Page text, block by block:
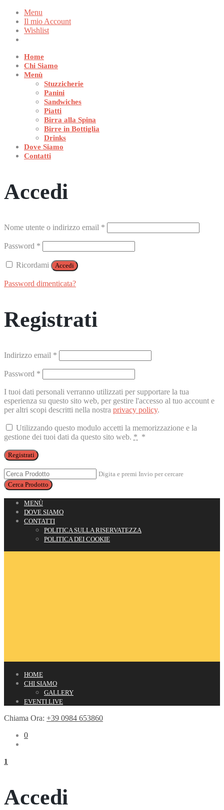
Menu
Il mio Account
Wishlist
Home
Chi Siamo
Menù
Stuzzicherie
Panini
Sandwiches
Piatti
Birra alla Spina
Birre in Bottiglia
Drinks
Dove Siamo
Contatti
Accedi
Nome utente o indirizzo email *
Password *
Ricordami Accedi
Password dimenticata?
Registrati
Indirizzo email *
Password *
I tuoi dati personali verranno utilizzati per supportare la tua
esperienza su questo sito web, per gestire l'accesso al tuo account e
per altri scopi descritti nella nostra privacy policy.
Utilizzando questo modulo accetti la memorizzazione e la
gestione dei tuoi dati da questo sito web. * *
Registrati
Digita e premi Invio per cercare
MENÙ
DOVE SIAMO
CONTATTI
POLITICA SULLA RISERVATEZZA
POLITICA DEI COOKIE
HOME
CHI SIAMO
GALLERY
EVENTI LIVE
Chiama Ora: +39 0984 653860
0
1
Accedi